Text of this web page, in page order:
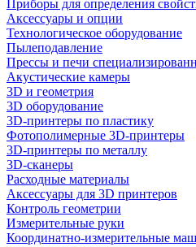
Приборы для определения
Аксессуары и опции
Технологическое оборудование
Пылеподавление
Прессы и печи
Акустические камеры
3D и геометрия
3D оборудование
3D-принтеры по пластику
Фотополимерные 3D-принтеры
3D-принтеры по металлу
3D-сканеры
Расходные материалы
Аксессуары для 3D принтеров
Контроль геометрии
Измерительные руки
Координатно-измерительные